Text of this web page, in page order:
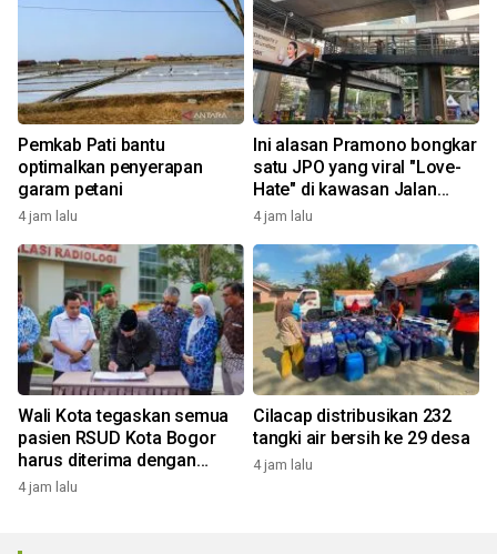
Pemkab Pati bantu
optimalkan penyerapan
garam petani
4 jam lalu
Ini alasan Pramono bongkar
satu JPO yang viral "Love-
Hate" di kawasan Jalan
Rasuna Said
4 jam lalu
Wali Kota tegaskan semua
pasien RSUD Kota Bogor
harus diterima dengan
profesional
4 jam lalu
Cilacap distribusikan 232
tangki air bersih ke 29 desa
4 jam lalu